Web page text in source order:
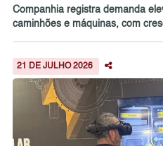
Companhia registra demanda
caminhões e máquinas, com
21 DE JULHO 2026